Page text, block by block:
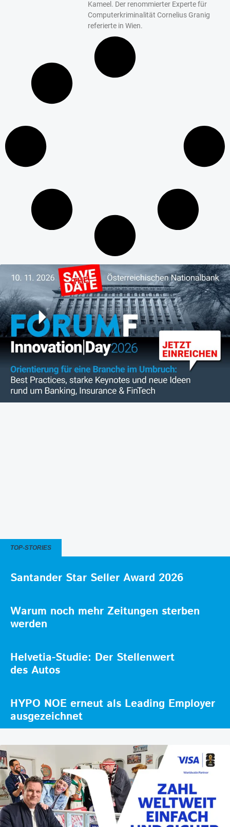
Kameel. Der renommierter Experte für
Computerkriminalität Cornelius Granig
referierte in Wien.
TOP-STORIES
Santander Star Seller Award 2026
Warum noch mehr Zeitungen sterben
werden
Helvetia-Studie: Der Stellenwert
des Autos
HYPO NOE erneut als Leading Employer
ausgezeichnet